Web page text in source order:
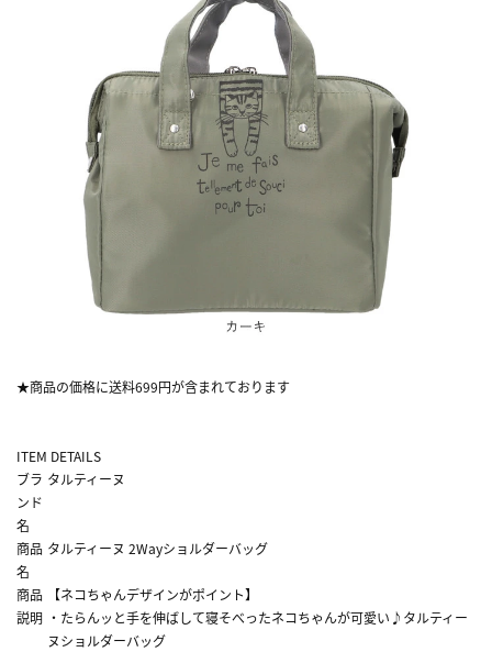
★商品の価格に送料699円が含まれております
ITEM DETAILS
ブラ
ンド
名
タルティーヌ
商品
名
タルティーヌ 2Wayショルダーバッグ
商品
説明
【ネコちゃんデザインがポイント】
・たらんッと手を伸ばして寝そべったネコちゃんが可愛い♪タルティー
ヌショルダーバッグ